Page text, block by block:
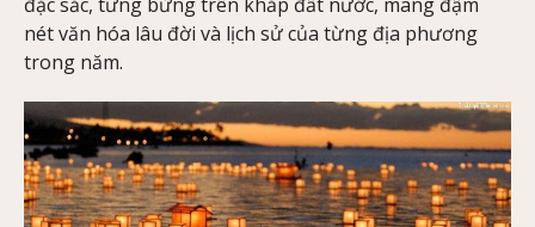
nét văn hóa lâu đời và lịch sử của từng địa phương
trong năm.